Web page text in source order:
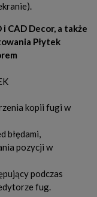
CAD Decor, a także
Płytek
kopii fugi w
błędami,
pozycji w
podczas
fug.